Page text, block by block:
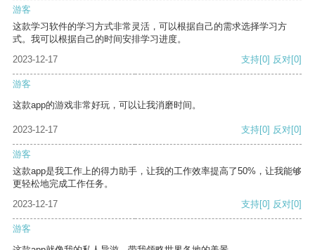
游客
这款学习软件的学习方式非常灵活，可以根据自己的需求选择学习方
式。我可以根据自己的时间安排学习进度。
2023-12-17
支持[0] 反对[0]
游客
这款app的游戏非常好玩，可以让我消磨时间。
2023-12-17 支持[0] 反对[0]
游客
这款app是我工作上的得力助手，让我的工作效率提高了50%，让我能够
更轻松地完成工作任务。
2023-12-17
支持[0] 反对[0]
游客